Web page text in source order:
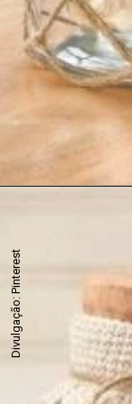
Divulgação: Pinterest